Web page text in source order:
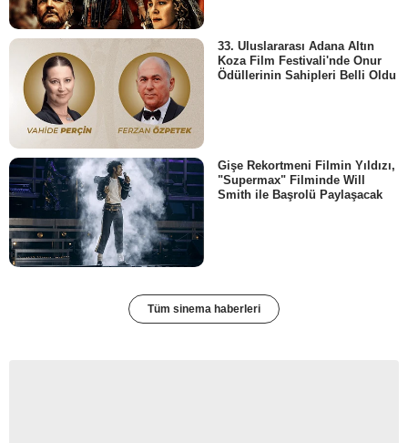
33. Uluslararası Adana Altın
Koza Film Festivali'nde Onur
Ödüllerinin Sahipleri Belli Oldu
Gişe Rekortmeni Filmin Yıldızı,
"Supermax" Filminde Will
Smith ile Başrolü Paylaşacak
Tüm sinema haberleri